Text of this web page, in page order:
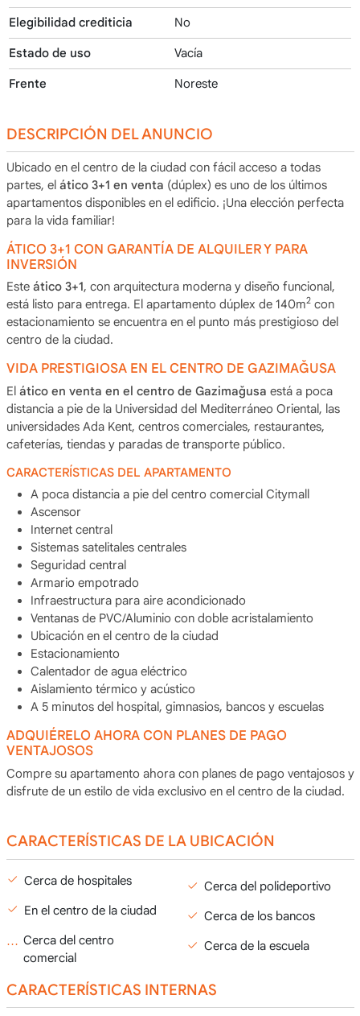
Elegibilidad crediticia No
Estado de uso Vacía
Frente Noreste
DESCRIPCIÓN DEL ANUNCIO
Ubicado en el centro de la ciudad con fácil acceso a todas
partes, el ático 3+1 en venta (dúplex) es uno de los últimos
apartamentos disponibles en el edificio. ¡Una elección perfecta
para la vida familiar!
ÁTICO 3+1 CON GARANTÍA DE ALQUILER Y PARA
INVERSIÓN
Este ático 3+1, con arquitectura moderna y diseño funcional,
está listo para entrega. El apartamento dúplex de 140m2con
estacionamiento se encuentra en el punto más prestigioso del
centro de la ciudad.
VIDA PRESTIGIOSA EN EL CENTRO DE GAZIMAĞUSA
El ático en venta en el centro de Gazimağusa está a poca
distancia a pie de la Universidad del Mediterráneo Oriental, las
universidades Ada Kent, centros comerciales, restaurantes,
cafeterías, tiendas y paradas de transporte público.
CARACTERÍSTICAS DEL APARTAMENTO
A poca distancia a pie del centro comercial Citymall
Ascensor
Internet central
Sistemas satelitales centrales
Seguridad central
Armario empotrado
Infraestructura para aire acondicionado
Ventanas de PVC/Aluminio con doble acristalamiento
Ubicación en el centro de la ciudad
Estacionamiento
Calentador de agua eléctrico
Aislamiento térmico y acústico
A 5 minutos del hospital, gimnasios, bancos y escuelas
ADQUIÉRELO AHORA CON PLANES DE PAGO
VENTAJOSOS
Compre su apartamento ahora con planes de pago ventajosos y
disfrute de un estilo de vida exclusivo en el centro de la ciudad.
CARACTERÍSTICAS DE LA UBICACIÓN
Cerca de hospitales
En el centro de la ciudad
Cerca del centro
comercial
Cerca del polideportivo
Cerca de los bancos
Cerca de la escuela
CARACTERÍSTICAS INTERNAS